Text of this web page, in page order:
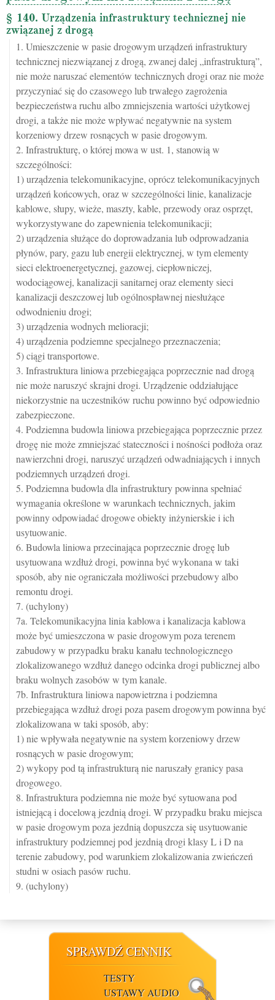
§ 140. Urządzenia infrastruktury technicznej nie
związanej z drogą
1. Umieszczenie w pasie drogowym urządzeń infrastruktury
technicznej niezwiązanej z drogą, zwanej dalej „infrastrukturą”,
nie może naruszać elementów technicznych drogi oraz nie może
przyczyniać się do czasowego lub trwałego zagrożenia
bezpieczeństwa ruchu albo zmniejszenia wartości użytkowej
drogi, a także nie może wpływać negatywnie na system
korzeniowy drzew rosnących w pasie drogowym.
2. Infrastrukturę, o której mowa w ust. 1, stanowią w
szczególności:
1) urządzenia telekomunikacyjne, oprócz telekomunikacyjnych
urządzeń końcowych, oraz w szczególności linie, kanalizacje
kablowe, słupy, wieże, maszty, kable, przewody oraz osprzęt,
wykorzystywane do zapewnienia telekomunikacji;
2) urządzenia służące do doprowadzania lub odprowadzania
płynów, pary, gazu lub energii elektrycznej, w tym elementy
sieci elektroenergetycznej, gazowej, ciepłowniczej,
wodociągowej, kanalizacji sanitarnej oraz elementy sieci
kanalizacji deszczowej lub ogólnospławnej niesłużące
odwodnieniu drogi;
3) urządzenia wodnych melioracji;
4) urządzenia podziemne specjalnego przeznaczenia;
5) ciągi transportowe.
3. Infrastruktura liniowa przebiegająca poprzecznie nad drogą
nie może naruszyć skrajni drogi. Urządzenie oddziałujące
niekorzystnie na uczestników ruchu powinno być odpowiednio
zabezpieczone.
4. Podziemna budowla liniowa przebiegająca poprzecznie przez
drogę nie może zmniejszać stateczności i nośności podłoża oraz
nawierzchni drogi, naruszyć urządzeń odwadniających i innych
podziemnych urządzeń drogi.
5. Podziemna budowla dla infrastruktury powinna spełniać
wymagania określone w warunkach technicznych, jakim
powinny odpowiadać drogowe obiekty inżynierskie i ich
usytuowanie.
6. Budowla liniowa przecinająca poprzecznie drogę lub
usytuowana wzdłuż drogi, powinna być wykonana w taki
sposób, aby nie ograniczała możliwości przebudowy albo
remontu drogi.
7. (uchylony)
7a. Telekomunikacyjna linia kablowa i kanalizacja kablowa
może być umieszczona w pasie drogowym poza terenem
zabudowy w przypadku braku kanału technologicznego
zlokalizowanego wzdłuż danego odcinka drogi publicznej albo
braku wolnych zasobów w tym kanale.
7b. Infrastruktura liniowa napowietrzna i podziemna
przebiegająca wzdłuż drogi poza pasem drogowym powinna być
zlokalizowana w taki sposób, aby:
1) nie wpływała negatywnie na system korzeniowy drzew
rosnących w pasie drogowym;
2) wykopy pod tą infrastrukturą nie naruszały granicy pasa
drogowego.
8. Infrastruktura podziemna nie może być sytuowana pod
istniejącą i docelową jezdnią drogi. W przypadku braku miejsca
w pasie drogowym poza jezdnią dopuszcza się usytuowanie
infrastruktury podziemnej pod jezdnią drogi klasy L i D na
terenie zabudowy, pod warunkiem zlokalizowania zwieńczeń
studni w osiach pasów ruchu.
9. (uchylony)
SPRAWDŹ CENNIK
TESTY
USTAWY AUDIO